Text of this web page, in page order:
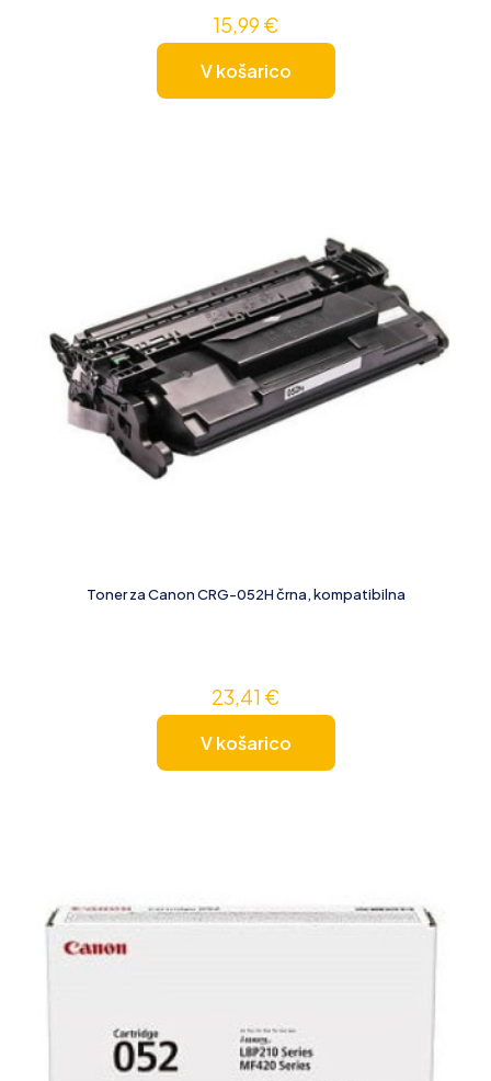
15,99€
V košarico
Toner za Canon CRG-052H črna, kompatibilna
23,41 €
V košarico